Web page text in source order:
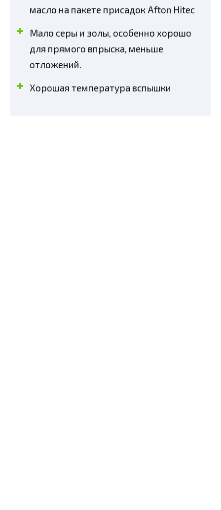
масло на пакете присадок Afton Hitec
Мало серы и золы, особенно хорошо
для прямого впрыска, меньше
отложений.
Хорошая температура вспышки